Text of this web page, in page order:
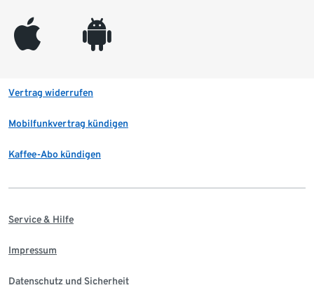
appleinc android
Vertrag widerrufen
Mobilfunkvertrag kündigen
Kaffee-Abo kündigen
Service & Hilfe
Impressum
Datenschutz und Sicherheit